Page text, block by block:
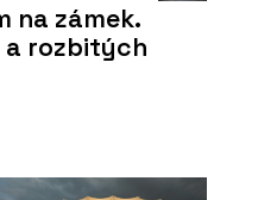
na zámek.
a rozbitých